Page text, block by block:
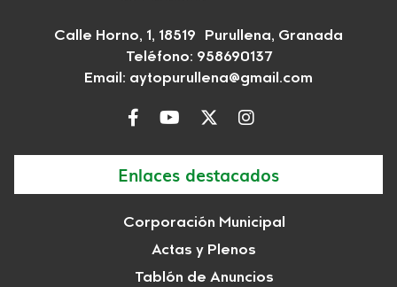
Calle Horno, 1, 18519 Purullena, Granada
Teléfono: 958690137
Email: aytopurullena@gmail.com
Enlaces destacados
Corporación Municipal
Actas y Plenos
Tablón de Anuncios